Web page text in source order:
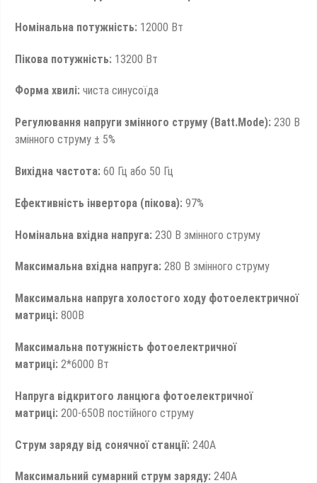
Номінальна потужність: 12000 Вт
Пікова потужність: 13200 Вт
Форма хвилі: чиста синусоїда
Регулювання напруги змінного струму (Batt.Mode): 230 В
змінного струму ± 5%
Вихідна частота: 60 Гц або 50 Гц
Ефективність інвертора (пікова): 97%
Номінальна вхідна напруга: 230 В змінного струму
Максимальна вхідна напруга: 280 В змінного струму
Максимальна напруга холостого ходу фотоелектричної
матриці: 800В
Максимальна потужність фотоелектричної
матриці: 2*6000 Вт
Напруга відкритого ланцюга фотоелектричної
матриці: 200-650В постійного струму
Струм заряду від сонячної станції: 240А
Максимальний сумарний струм заряду: 240А